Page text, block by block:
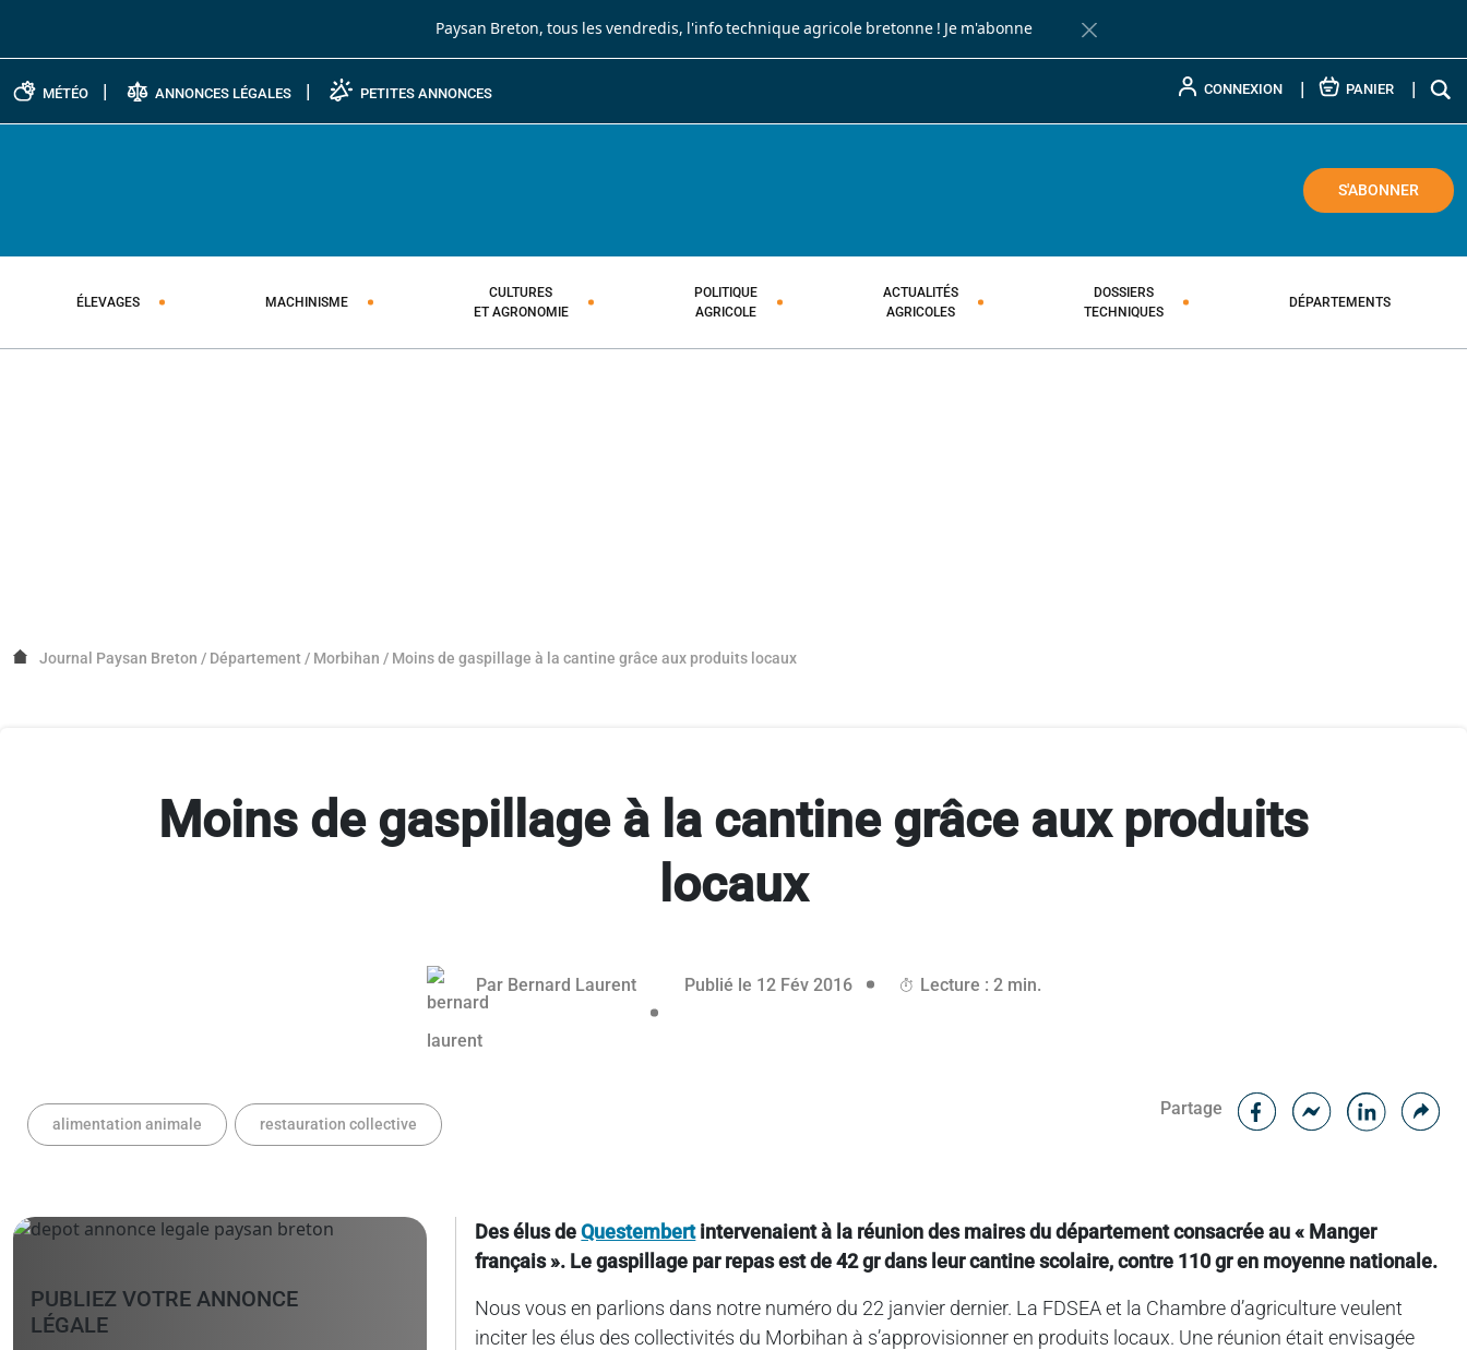
Paysan Breton, tous les vendredis, l'info technique agricole bretonne ! Je m'abonne
Fermer la barre de notification
MÉTÉO ANNONCES LÉGALES PETITES ANNONCES CONNEXION PANIER
S'ABONNER
ÉLEVAGES MACHINISME
CULTURES
ET AGRONOMIE
POLITIQUE
AGRICOLE
ACTUALITÉS
AGRICOLES
DOSSIERS
TECHNIQUES
DÉPARTEMENTS
Journal Paysan Breton / Département / Morbihan / Moins de gaspillage à la cantine grâce aux produits locaux
Moins de gaspillage à la cantine grâce aux produits
locaux
Par Bernard Laurent Publié le 12 Fév 201603 mai 2016Lecture : 2 min.
alimentation animale restauration collective
Partage
Facebook
Des élus deQuestembertintervenaient à la réunion des maires du département consacrée au « Manger
français ». Le gaspillage par repas est de 42 gr dans leur cantine scolaire, contre 110 gr en moyenne nationale.
Nous vous en parlions dans notre numéro du 22 janvier dernier. La FDSEA et la Chambre d’agriculture veulent
inciter les élus des collectivités du Morbihan à s’approvisionner en produits locaux. Une réunion était envisagée
PUBLIEZ VOTRE ANNONCE
LÉGALE